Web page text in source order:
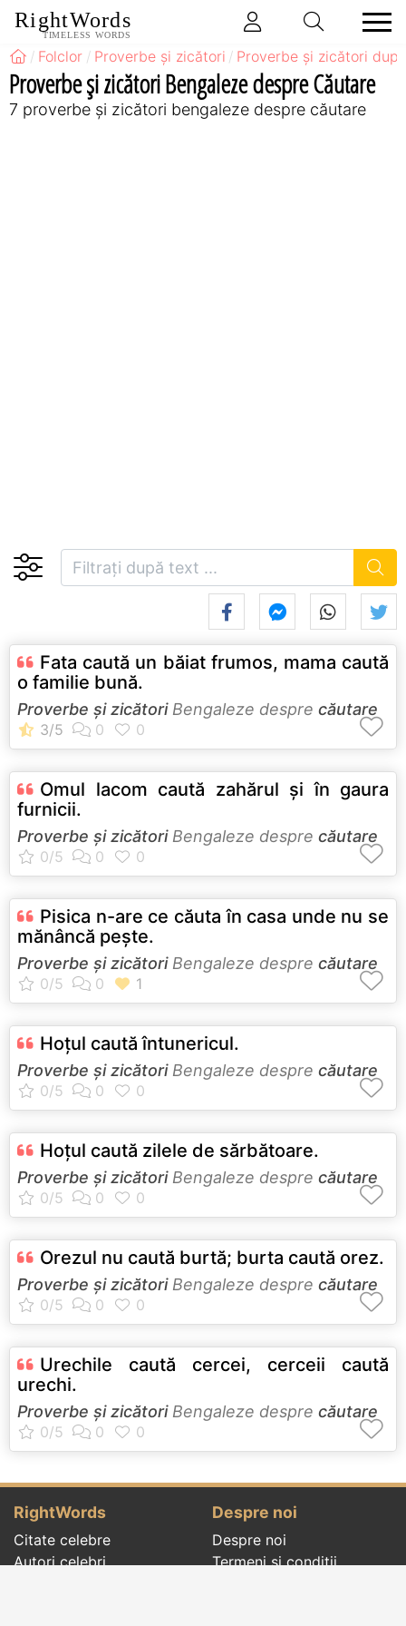
RightWords
TIMELESS WORDS
Folclor Proverbe și zicători Proverbe și zicători
Proverbe și zicători Bengaleze despre Căutare
7 proverbe și zicători bengaleze despre căutare
Fata caută un băiat frumos, mama caută
o familie bună.
Proverbe și zicătoriBengaleze despre căutare
Omul lacom caută zahărul şi în gaura
furnicii.
Proverbe și zicătoriBengaleze despre căutare
Pisica n-are ce căuta în casa unde nu se
mănâncă peşte.
Proverbe și zicătoriBengaleze despre căutare
Hoţul caută întunericul.
Proverbe și zicătoriBengaleze despre căutare
Hoţul caută zilele de sărbătoare.
Proverbe și zicătoriBengaleze despre căutare
Orezul nu caută burtă; burta caută orez.
Proverbe și zicătoriBengaleze despre căutare
Urechile caută cercei, cerceii caută
urechi.
Proverbe și zicătoriBengaleze despre căutare
RightWords
Citate celebre
Autori celebri
Despre noi
Despre noi
Termeni și condiții